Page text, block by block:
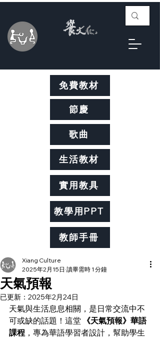
免費教材
實用教具
節慶
生活教材
歌曲
教學用PPT
教師手冊
天氣預報
Xiang Culture
2025年2月15日 讀畢需時 1 分鐘
已更新： 2025年2月24日
天氣與生活息息相關，是日常交流中不
可或缺的話題！這堂
《天氣預報》華語
課程 ，專為華語學習者設計，幫助學生